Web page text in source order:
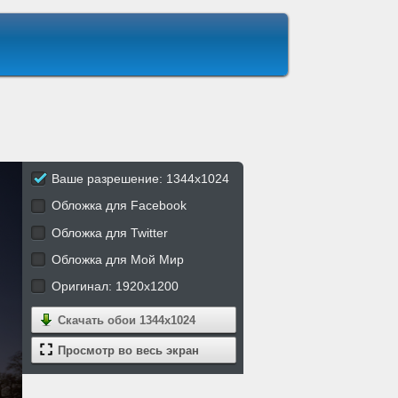
Ваше разрешение: 1344x1024
Обложка для Facebook
Обложка для Twitter
Обложка для Мой Мир
Оригинал: 1920x1200
Скачать обои 1344x1024
Просмотр во весь экран